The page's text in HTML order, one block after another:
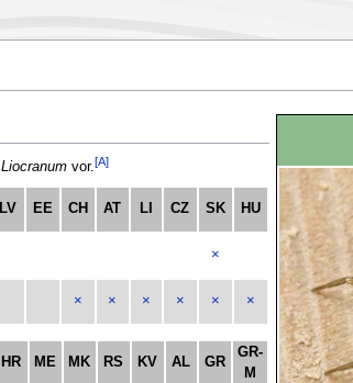
Liocranumvor.[A]
LV EE CH AT LI CZ SK HU
×
× × × × × ×
HR ME MK RS KV AL GR
GR-
M